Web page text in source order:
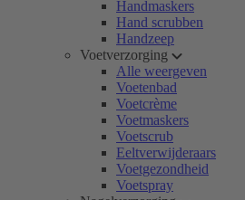
Handmaskers
Hand scrubben
Handzeep
Voetverzorging
Alle weergeven
Voetenbad
Voetcrème
Voetmaskers
Voetscrub
Eeltverwijderaars
Voetgezondheid
Voetspray